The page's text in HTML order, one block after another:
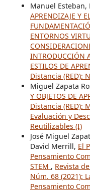
Manuel Esteban,
APRENDIZAJE Y
ENTORNOS
INTRODUCCIÓN
ESTILOS DE
Distancia (RED):
Miguel Zapata
Y OBJETOS DE
Distancia (RED):
Evaluación y
Reutilizables (I)
José Miguel
David Merrill, El
Pensamiento
STEM , Revista
Núm. 68 (2021):
Pensamiento